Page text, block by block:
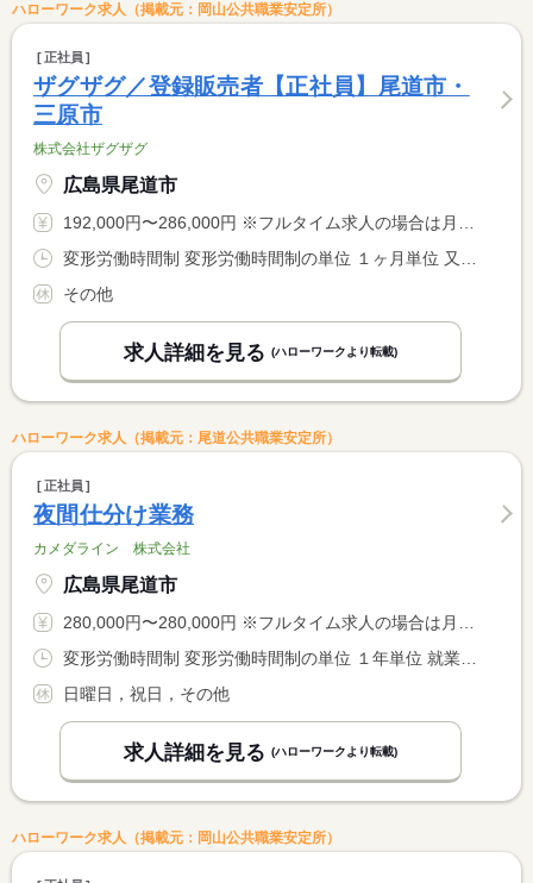
ハローワーク求人（掲載元：岡山公共職業安定所）
正社員
ザグザグ／登録販売者【正社員】尾道市・
三原市
株式会社ザグザグ
広島県尾道市
192,000円〜286,000円 ※フルタイム求人の場合は月額（換算額）、パート求人の場合は時間額を表示しています。
変形労働時間制 変形労働時間制の単位 １ヶ月単位 又は 8時00分〜0時30分の時間の間の8時間程度 就業時間に関する特記事項 ※月平均１７２時間（月１６０〜１７６時間の変動制） <BR> ※店舗により勤務時間が異なります。
その他
求人詳細を見る (ハローワークより転載)
ハローワーク求人（掲載元：尾道公共職業安定所）
正社員
夜間仕分け業務
カメダライン 株式会社
広島県尾道市
280,000円〜280,000円 ※フルタイム求人の場合は月額（換算額）、パート求人の場合は時間額を表示しています。
変形労働時間制 変形労働時間制の単位 １年単位 就業時間１ 19時00分〜3時45分
日曜日，祝日，その他
求人詳細を見る (ハローワークより転載)
ハローワーク求人（掲載元：岡山公共職業安定所）